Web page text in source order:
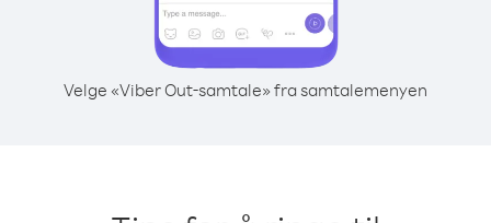
Velge «Viber Out-samtale» fra samtalemenyen